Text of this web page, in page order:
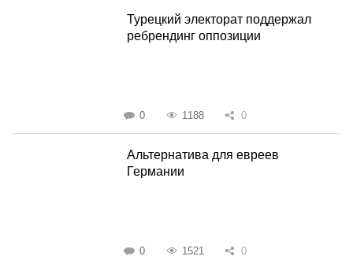
Турецкий электорат поддержал
ребрендинг оппозиции
0 1188 0
Альтернатива для евреев
Германии
0 1521 0